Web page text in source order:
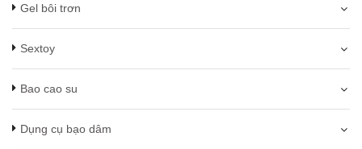
Gel bôi trơn
Sextoy
Bao cao su
Dụng cụ bạo dâm